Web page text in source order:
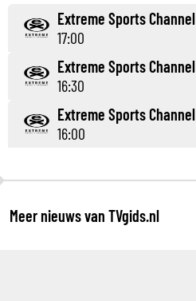
Extreme Sports Channel
17:00
Extreme Sports Channel
16:30
Extreme Sports Channel
16:00
Meer nieuws van TVgids.nl